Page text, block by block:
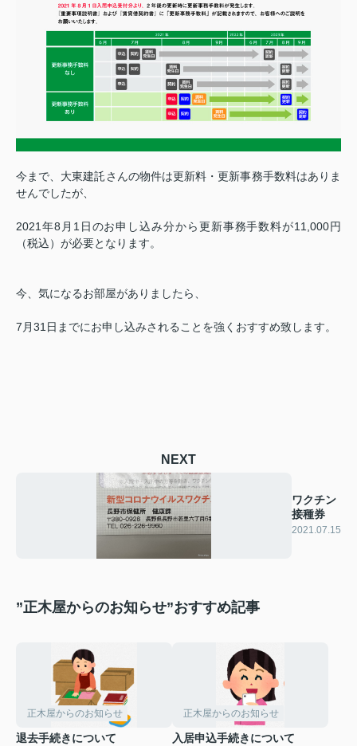
今まで、大東建託さんの物件は更新料・更新事務手数料はありま
せんでしたが、
2021年8月1日のお申し込み分から更新事務手数料が11,000円
（税込）が必要となります。
今、気になるお部屋がありましたら、
7月31日までにお申し込みされることを強くおすすめ致します。
NEXT
ワクチン
接種券
2021.07.15
”正木屋からのお知らせ”おすすめ記事
正木屋からのお知らせ
退去手続きについて
正木屋からのお知らせ
入居申込手続きについて